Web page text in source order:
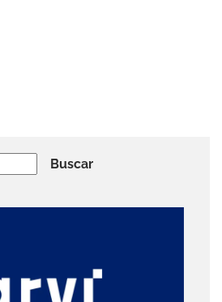
Buscar